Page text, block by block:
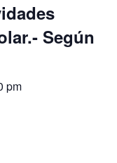
Según
pm